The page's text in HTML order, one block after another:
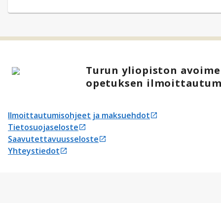
Turun yliopiston
opetuksen
Ilmoittautumisohjeet ja maksuehdot
Avautuu uudessa välilehdessä
Tietosuojaseloste
Avautuu uudessa välilehdessä
Saavutettavuusseloste
Avautuu uudessa välilehdessä
Yhteystiedot
Avautuu uudessa välilehdessä